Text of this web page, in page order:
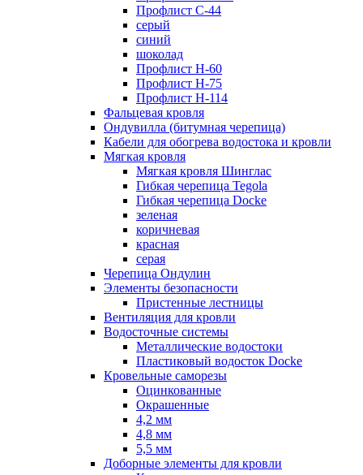
Профлист С-44
серый
синий
шоколад
Профлист Н-60
Профлист Н-75
Профлист H-114
Фальцевая кровля
Ондувилла (битумная черепица)
Кабели для обогрева водостока и кровли
Мягкая кровля
Мягкая кровля Шинглас
Гибкая черепица Tegola
Гибкая черепица Docke
зеленая
коричневая
красная
серая
Черепица Ондулин
Элементы безопасности
Пристенные лестницы
Вентиляция для кровли
Водосточные системы
Металлические водостоки
Пластиковый водосток Docke
Кровельные саморезы
Оцинкованные
Окрашенные
4,2 мм
4,8 мм
5,5 мм
Доборные элементы для кровли